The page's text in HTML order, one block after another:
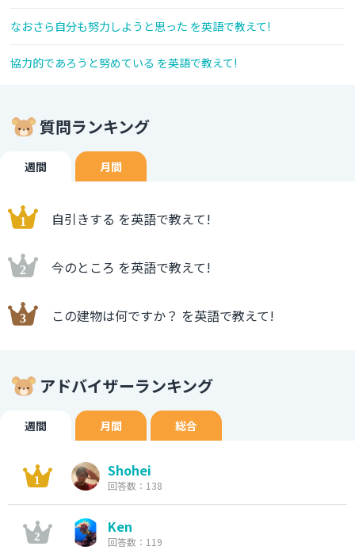
なおさら自分も努力しようと思った を英語で教えて!
協力的であろうと努めている を英語で教えて!
質問ランキング
週間 月間
自引きする を英語で教えて!
今のところ を英語で教えて!
この建物は何ですか？ を英語で教えて!
アドバイザーランキング
週間 月間 総合
Shohei
回答数：138
Ken
回答数：119